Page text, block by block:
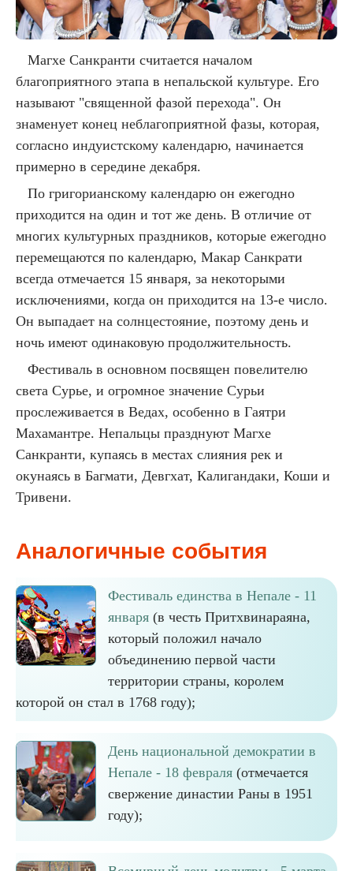
Магхе Санкранти считается началом
благоприятного этапа в непальской культуре. Его
называют "священной фазой перехода". Он
знаменует конец неблагоприятной фазы, которая,
согласно индуистскому календарю, начинается
примерно в середине декабря.
По григорианскому календарю он ежегодно
приходится на один и тот же день. В отличие от
многих культурных праздников, которые ежегодно
перемещаются по календарю, Макар Санкрати
всегда отмечается 15 января, за некоторыми
исключениями, когда он приходится на 13-е число.
Он выпадает на солнцестояние, поэтому день и
ночь имеют одинаковую продолжительность.
Фестиваль в основном посвящен повелителю
света Сурье, и огромное значение Сурьи
прослеживается в Ведах, особенно в Гаятри
Махамантре. Непальцы празднуют Магхе
Санкранти, купаясь в местах слияния рек и
окунаясь в Багмати, Девгхат, Калигандаки, Коши и
Тривени.
Аналогичные события
Фестиваль единства в Непале - 11
января (в честь Притхвинараяна,
который положил начало
объединению первой части
территории страны, королем
которой он стал в 1768 году);
День национальной демократии в
Непале - 18 февраля (отмечается
свержение династии Раны в 1951
году);